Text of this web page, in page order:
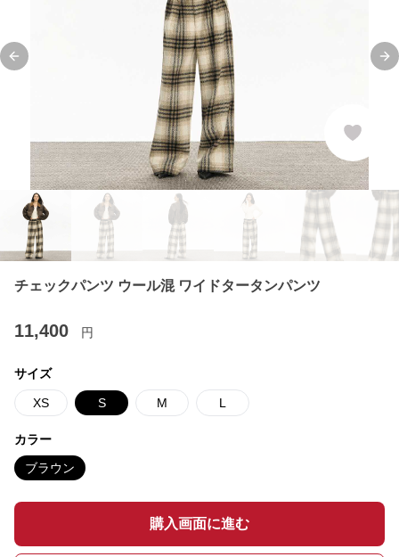
Previous slide
チェックパンツ ウール混 ワイドタータンパンツ
11,400 円
サイズ
XS S M L
カラー
ブラウン
購入画面に進む